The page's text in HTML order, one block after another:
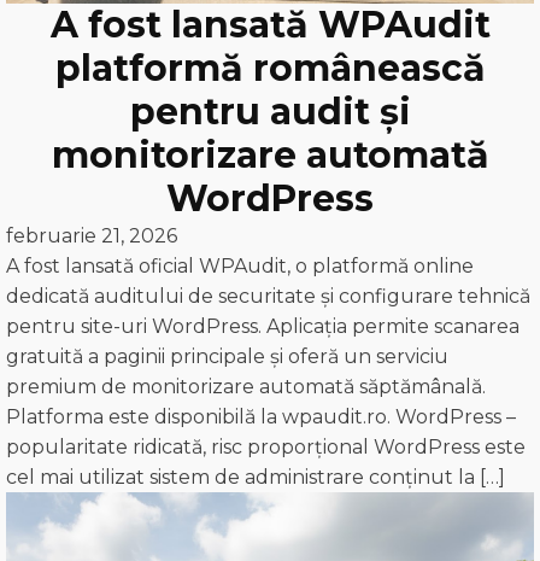
A fost lansată WPAudit
platformă românească
pentru audit și
monitorizare automată
WordPress
februarie 21, 2026
A fost lansată oficial WPAudit, o platformă online
dedicată auditului de securitate și configurare tehnică
pentru site-uri WordPress. Aplicația permite scanarea
gratuită a paginii principale și oferă un serviciu
premium de monitorizare automată săptămânală.
Platforma este disponibilă la wpaudit.ro. WordPress –
popularitate ridicată, risc proporțional WordPress este
cel mai utilizat sistem de administrare conținut la […]